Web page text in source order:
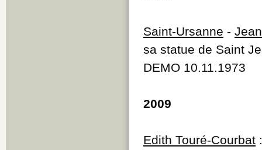
Saint-Ursanne -
sa statue de Saint
DEMO 10.11.1973
2009
Edith Touré-Courbat